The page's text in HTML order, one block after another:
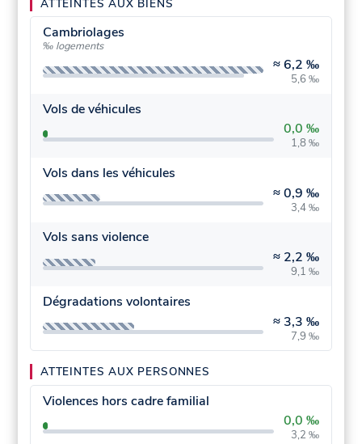
ATTEINTES AUX BIENS
Cambriolages
‰ logements
≈6,2 ‰
5,6 ‰
Vols de véhicules
0,0 ‰
1,8 ‰
Vols dans les véhicules
≈0,9 ‰
3,4 ‰
Vols sans violence
≈ 2,2 ‰
9,1 ‰
Dégradations volontaires
≈ 3,3 ‰
7,9 ‰
ATTEINTES AUX PERSONNES
Violences hors cadre familial
0,0 ‰
3,2 ‰